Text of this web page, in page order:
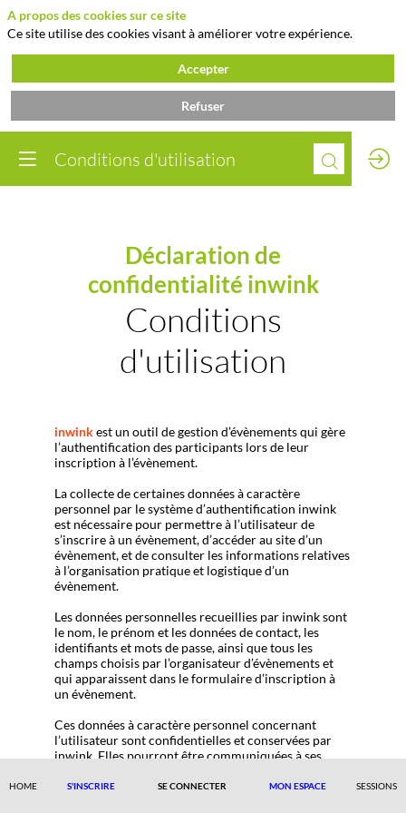
Conditions d'utilisation
Déclaration de
confidentialité inwink
Conditions
d'utilisation
inwinkest un outil de gestion d’évènements qui gère
l’authentification des participants lors de leur
inscription à l’évènement.
La collecte de certaines données à caractère
personnel par le système d’authentification inwink
est nécessaire pour permettre à l’utilisateur de
s’inscrire à un évènement, d’accéder au site d’un
évènement, et de consulter les informations relatives
à l’organisation pratique et logistique d’un
évènement.
Les données personnelles recueillies par inwink sont
le nom, le prénom et les données de contact, les
identifiants et mots de passe, ainsi que tous les
champs choisis par l’organisateur d’évènements et
qui apparaissent dans le formulaire d’inscription à
un évènement.
Ces données à caractère personnel concernant
l’utilisateur sont confidentielles et conservées par
inwink. Elles pourront être communiquées à ses
gestion de l’inscription et de la participation de
HOME S'INSCRIRE SE CONNECTER MON ESPACE SESSIONS
A propos des cookies sur ce site
Ce site utilise des cookies visant à améliorer votre expérience.
Accepter
Refuser